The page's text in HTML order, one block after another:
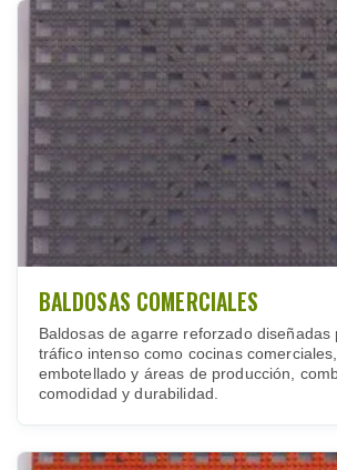
BALDOSAS COMERCIALES
Baldosas de agarre reforzado diseñadas
tráfico intenso como cocinas
embotellado y áreas de producción,
comodidad y durabilidad.